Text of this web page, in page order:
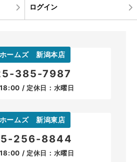
ログイン
ームズ 新潟本店
385-7987
/ 定休日：水曜日
ームズ 新潟東店
256-8844
/ 定休日：水曜日